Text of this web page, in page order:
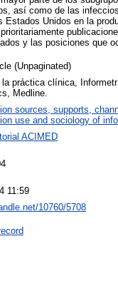
así como de las
Estados Unidos en la
y las posiciones que
(Unpaginated)
práctica clínica,
Medline.
sources, supports,
use and sociology of
ACIMED
11:59
10760/5708